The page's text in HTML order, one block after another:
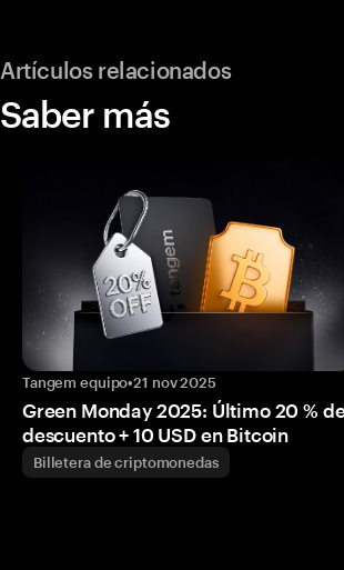
Artículos relacionados
Saber más
Tangem equipo•21 nov 2025
Green Monday 2025: Último 20 %
descuento + 10 USD en Bitcoin
Billetera de criptomonedas